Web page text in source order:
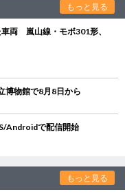
もっと見る
両 嵐山線・モボ301形、
博物館で8月8日から
Androidで配信開始
もっと見る